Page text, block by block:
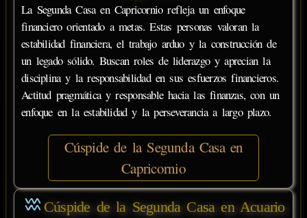
La Segunda Casa en Capricornio refleja un enfoque
financiero orientado a metas. Estas personas valoran la
estabilidad financiera, el trabajo arduo y la construcción de
un legado sólido. Buscan roles de liderazgo y aprecian la
disciplina y la responsabilidad en sus esfuerzos financieros.
Actitud pragmática y responsable hacia las finanzas, con un
enfoque en la estabilidad y la perseverancia a largo plazo.
Cúspide de la Segunda Casa en
Capricornio
Cúspide de la Segunda Casa en Acuario